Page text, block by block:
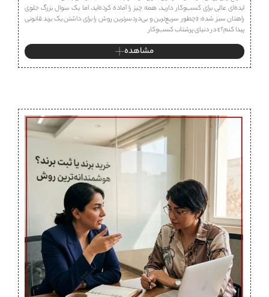
ایده‌ای عالی برای کسب‌وکار دارید، همه چیز را آماده کرده‌اید، اما یک سوال بزرگ جلوی
راهتان سبز شده: «چطور سریع‌ترین و بی‌دردسرترین روش را برای داشتن یک برند قانونی
پیدا کنم؟» در دنیای پرشتاب کسب‌وکار
مشاهده